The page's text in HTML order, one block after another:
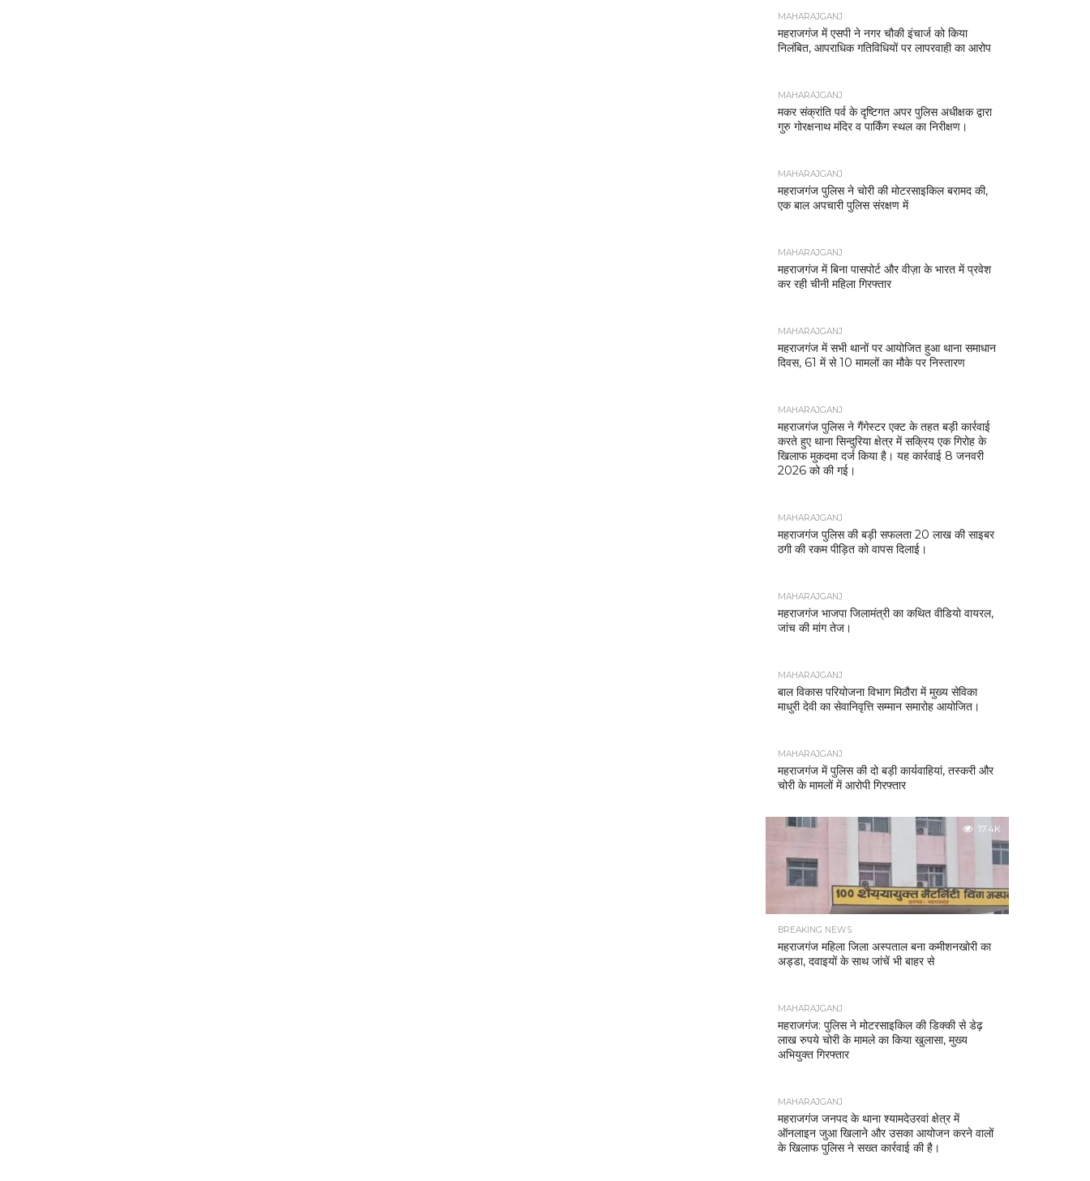
MAHARAJGANJ
महराजगंज में एसपी ने नगर चौकी इंचार्ज को किया
निलंबित, आपराधिक गतिविधियों पर लापरवाही का आरोप
MAHARAJGANJ
मकर संक्रांति पर्व के दृष्टिगत अपर पुलिस अधीक्षक द्वारा
गुरु गोरक्षनाथ मंदिर व पार्किंग स्थल का निरीक्षण।
MAHARAJGANJ
महराजगंज पुलिस ने चोरी की मोटरसाइकिल बरामद की,
एक बाल अपचारी पुलिस संरक्षण में
MAHARAJGANJ
महराजगंज में बिना पासपोर्ट और वीज़ा के भारत में प्रवेश
कर रही चीनी महिला गिरफ्तार
MAHARAJGANJ
महराजगंज में सभी थानों पर आयोजित हुआ थाना समाधान
दिवस, 61 में से 10 मामलों का मौके पर निस्तारण
MAHARAJGANJ
महराजगंज पुलिस ने गैंगेस्टर एक्ट के तहत बड़ी कार्रवाई
करते हुए थाना सिन्दुरिया क्षेत्र में सक्रिय एक गिरोह के
खिलाफ मुकदमा दर्ज किया है। यह कार्रवाई 8 जनवरी
2026 को की गई।
MAHARAJGANJ
महराजगंज पुलिस की बड़ी सफलता 20 लाख की साइबर
ठगी की रकम पीड़ित को वापस दिलाई।
MAHARAJGANJ
महराजगंज भाजपा जिलामंत्री का कथित वीडियो वायरल,
जांच की मांग तेज।
MAHARAJGANJ
बाल विकास परियोजना विभाग मिठौरा में मुख्य सेविका
माधुरी देवी का सेवानिवृत्ति सम्मान समारोह आयोजित।
MAHARAJGANJ
महराजगंज में पुलिस की दो बड़ी कार्यवाहियां, तस्करी और
चोरी के मामलों में आरोपी गिरफ्तार
17.4K
BREAKING NEWS
महराजगंज महिला जिला अस्पताल बना कमीशनखोरी का
अड्डा, दवाइयों के साथ जांचें भी बाहर से
MAHARAJGANJ
महराजगंज: पुलिस ने मोटरसाइकिल की डिक्की से डेढ़
लाख रुपये चोरी के मामले का किया खुलासा, मुख्य
अभियुक्त गिरफ्तार
MAHARAJGANJ
महराजगंज जनपद के थाना श्यामदेउरवां क्षेत्र में
ऑनलाइन जुआ खिलाने और उसका आयोजन करने वालों
के खिलाफ पुलिस ने सख्त कार्रवाई की है।